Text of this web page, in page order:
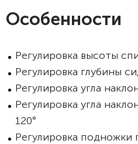
Особенности
Регулировка высоты
Регулировка глубины
Регулировка угла
Регулировка угла
120°
Регулировка подножки